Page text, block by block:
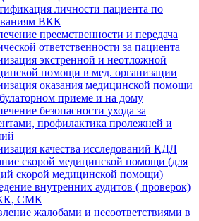
личности пациента по
ВКК
преемственности и передача
ответственности за пациента
экстренной и неотложной
помощи в мед. организации
оказания медицинской помощи
приеме и на дому
безопасности ухода за
профилактика пролежней и
качества исследований КДЛ
скорой медицинской помощи (для
скорой медицинской помощи)
внутренних аудитов ( проверок)
СМК
жалобами и несоответствиями в